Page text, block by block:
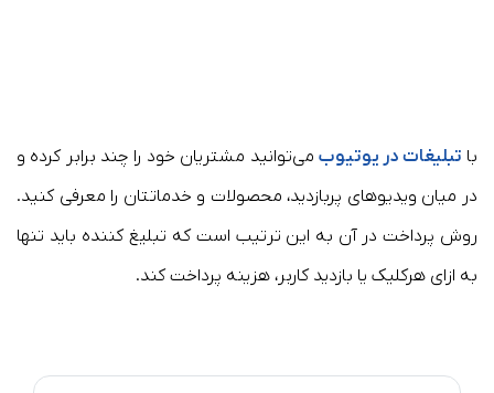
با تبلیغات در یوتیوب می‌توانید مشتریان خود را چند برابر کرده و
در میان ویدیوهای پربازدید، محصولات و خدماتتان را معرفی کنید.
روش پرداخت در آن به این ترتیب است که تبلیغ کننده باید تنها
به ازای هرکلیک یا بازدید کاربر، هزینه پرداخت کند.